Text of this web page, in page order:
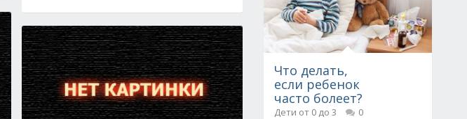
Что делать,
если ребенок
часто болеет?
Дети от 0 до 3
0